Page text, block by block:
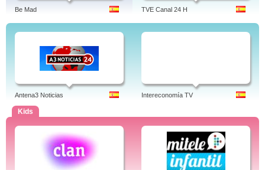
Be Mad TVE Canal 24 H
Antena3 Noticias Intereconomía TV
Kids